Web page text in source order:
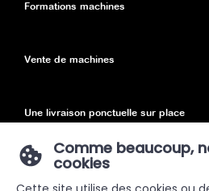
Formations machines
Vente de machines
Une livraison ponctuelle sur place
Comme beaucoup,
cookies